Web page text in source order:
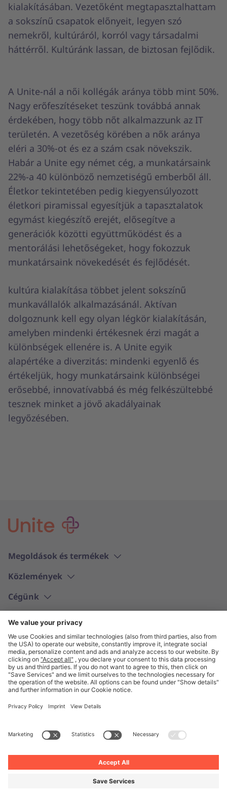
kialakításában. Vezetőként megtapasztalhattam
a sokszínű csapatok előnyeit, legyen szó
nemekről, kultúráról, korról vagy társadalmi
háttérről. Kultúránk lassan, de biztosan fejlődik.
A Unite-nál a női kollégák aránya több mint 50%.
Nagy erőfeszítéseket teszünk továbbá annak
érdekében, hogy több nőt alkalmazzunk az IT
területén. A vezetőség körében a nők aránya
eléri a 30%-ot és ez a szám csak növekszik.
Habár a Unite egy német cég, a munkatársaink
22%-a 40 különböző nemzetiségű emberből áll.
Életkor tekintetében pedig kiegyensúlyozott
életkori piramissal egyesítjük a tapasztalatok
egymást kiegészítő erejét, elősegítve a
generációk közötti együttműködést és a
mentorálási lehetőségeket, hogy fokozzuk
munkatársaink növekedését és fejlődését.
kultúra kialakítása többet jelent sokszínű
munkavállalók alkalmazásánál. Aktívan
dolgoznunk kell egy olyan légkör kialakításán,
amelyben mindenki értékesnek érzi magát a
különbségek ellenére is. A Unite egyik
alapértéke a diverzitás: mindenki egyenlő és
értékeljük, hogy munkatársaink különbségei
erősebbé, innovatívabbá és még felkészültebbé
tesznek minket a jövő akadályainak
legyőzésében.
Megoldások és termékek
Közlemények
Cégünk
Magyar